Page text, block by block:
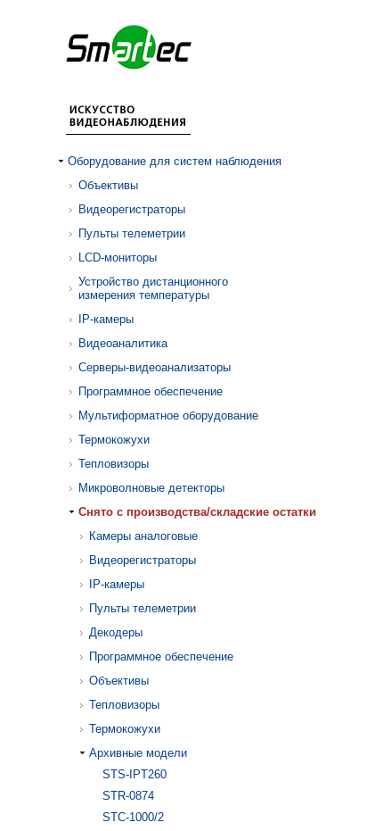
Оборудование для систем наблюдения
Объективы
Видеорегистраторы
Пульты телеметрии
LCD-мониторы
Устройство дистанционного
измерения температуры
IP-камеры
Видеоаналитика
Серверы-видеоанализаторы
Программное обеспечение
Мультиформатное оборудование
Термокожухи
Тепловизоры
Микроволновые детекторы
Cнято с производства/складские остатки
Камеры аналоговые
Видеорегистраторы
IP-камеры
Пульты телеметрии
Декодеры
Программное обеспечение
Объективы
Тепловизоры
Термокожухи
Архивные модели
STS-IPT260
STR-0874
STC-1000/2